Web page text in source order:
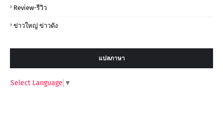
Review-รีวิว
ข่าวใหญ่ ข่าวดัง
แปลภาษา
Select Language ▼